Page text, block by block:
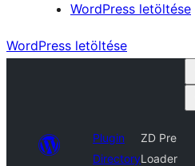
WordPress letöltése
WordPress letöltése
Plugin
Directory
ZD Pre
Loader